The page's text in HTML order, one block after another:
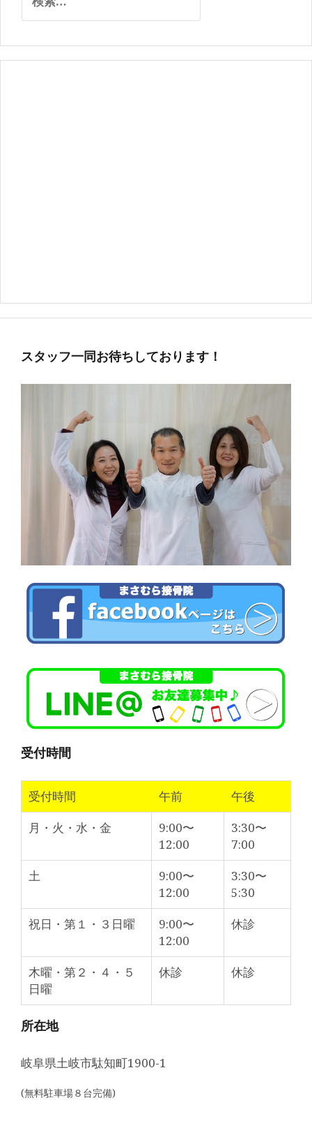
索:
スタッフ一同お待ちしております！
受付時間
受付時間 午前
午後
月・火・水・金
9:00〜
12:00
3:30〜
7:00
土
9:00〜
12:00
3:30〜
5:30
祝日・第１・３日曜
9:00〜
12:00
休診
木曜・第２・４・５
日曜
休診 休診
所在地
岐阜県土岐市駄知町1900-1
(無料駐車場８台完備)